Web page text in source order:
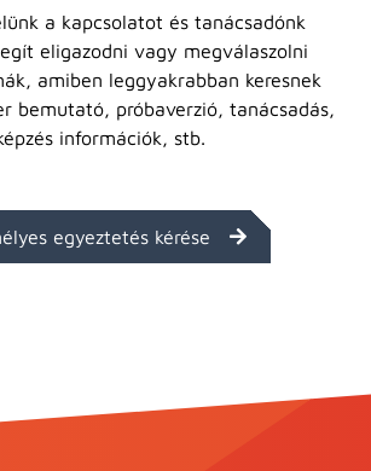
a kapcsolatot és tanácsadónk
eligazodni vagy megválaszolni
amiben leggyakrabban keresnek
bemutató, próbaverzió, tanácsadás,
információk, stb.
egyeztetés kérése